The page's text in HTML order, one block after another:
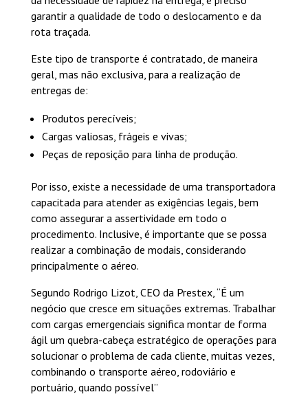
garantir a qualidade de todo o deslocamento e da
rota traçada.
Este tipo de transporte é contratado, de maneira
geral, mas não exclusiva, para a realização de
entregas de:
Produtos perecíveis;
Cargas valiosas, frágeis e vivas;
Peças de reposição para linha de produção.
Por isso, existe a necessidade de uma transportadora
capacitada para atender as exigências legais, bem
como assegurar a assertividade em todo o
procedimento. Inclusive, é importante que se possa
realizar a combinação de modais, considerando
principalmente o aéreo.
Segundo Rodrigo Lizot, CEO da Prestex, “É um
negócio que cresce em situações extremas. Trabalhar
com cargas emergenciais significa montar de forma
ágil um quebra-cabeça estratégico de operações para
solucionar o problema de cada cliente, muitas vezes,
combinando o transporte aéreo, rodoviário e
portuário, quando possível”